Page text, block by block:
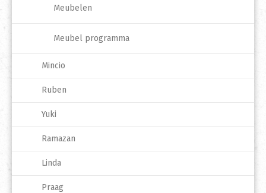
Meubelen
Meubel programma
Mincio
Ruben
Yuki
Ramazan
Linda
Praag